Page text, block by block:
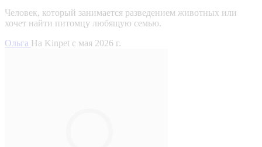
Человек, который занимается разведением животных или
хочет найти питомцу любящую семью.
Ольга На Kinpet c мая 2026 г.